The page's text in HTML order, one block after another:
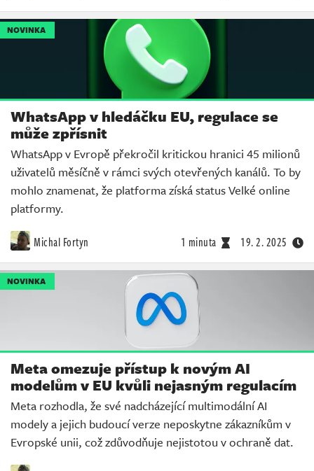
NOVINKA
WhatsApp v hledáčku EU, regulace se
může zpřísnit
WhatsApp v Evropě překročil kritickou hranici 45 milionů
uživatelů měsíčně v rámci svých otevřených kanálů. To by
mohlo znamenat, že platforma získá status Velké online
platformy.
Michal Fortyn 1 minuta 19. 2. 2025
NOVINKA
Meta omezuje přístup k novým AI
modelům v EU kvůli nejasným regulacím
Meta rozhodla, že své nadcházející multimodální AI
modely a jejich budoucí verze neposkytne zákazníkům v
Evropské unii, což zdůvodňuje nejistotou v ochraně dat.